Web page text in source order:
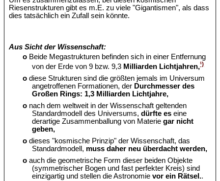
Riesenstrukturen gibt es m.E. zu viele "Gigantismen", als dass
dies tatsächlich ein Zufall sein könnte.
Aus Sicht der Wissenschaft:
o Beide Megastrukturen befinden sich in einer Entfernung
von der Erde von 9 bzw. 9,3 Milliarden Lichtjahren,¹)
o diese Strukturen sind die größten jemals im Universum
angetroffenen Formationen, der Durchmesser des
Großen Rings: 1,3 Milliarden Lichtjahre,
o nach dem weltweit in der Wissenschaft geltenden
Standardmodell des Universums,dürfte eseine
derartige Zusammenballung von Materiegar nicht
geben,
o dieses "kosmische Prinzip" der Wissenschaft, das
Standardmodell, muss daher neu überdacht werden,
o auch die geometrische Form dieser beiden Objekte
(symmetrischer Bogen und fast perfekter Kreis) sind
einzigartig und stellen die Astronomievor ein Rätsel..